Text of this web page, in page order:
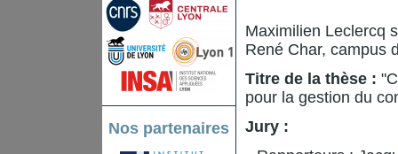
Nos partenaires
Maximilien Leclercq
René Char, campus
Titre de la thèse :
pour la gestion du
Jury :